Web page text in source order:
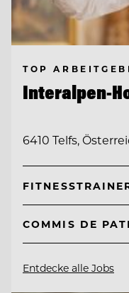
TOP
Interalpen-
6410 Telfs,
COMMIS DE
Entdecke alle Jobs